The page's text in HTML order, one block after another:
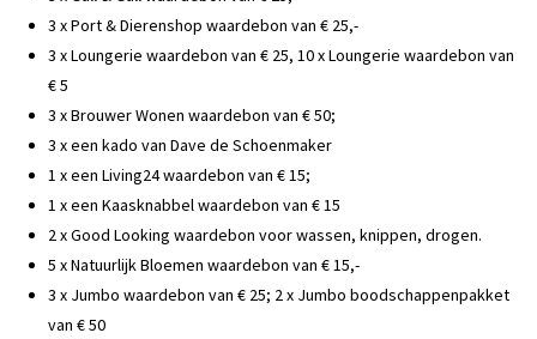
3 x Port & Dierenshop waardebon van € 25,-
3 x Loungerie waardebon van € 25, 10 x Loungerie waardebon van
€ 5
3 x Brouwer Wonen waardebon van € 50;
3 x een kado van Dave de Schoenmaker
1 x een Living24 waardebon van € 15;
1 x een Kaasknabbel waardebon van € 15
2 x Good Looking waardebon voor wassen, knippen, drogen.
5 x Natuurlijk Bloemen waardebon van € 15,-
3 x Jumbo waardebon van € 25; 2 x Jumbo boodschappenpakket
van € 50